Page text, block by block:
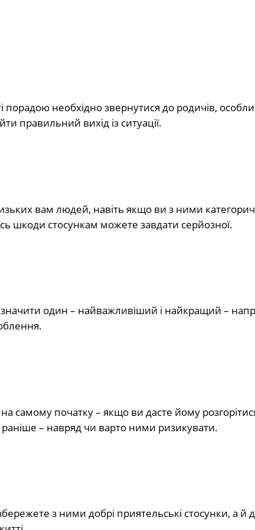
необхідно звернутися до родичів,
правильний вихід із ситуації.
вам людей, навіть якщо ви з ними
шкоди стосункам можете завдати серйозної.
один – найважливіший і найкращий –
самому початку – якщо ви дасте йому
– навряд чи варто ними ризикувати.
з ними добрі приятельські стосунки, а й